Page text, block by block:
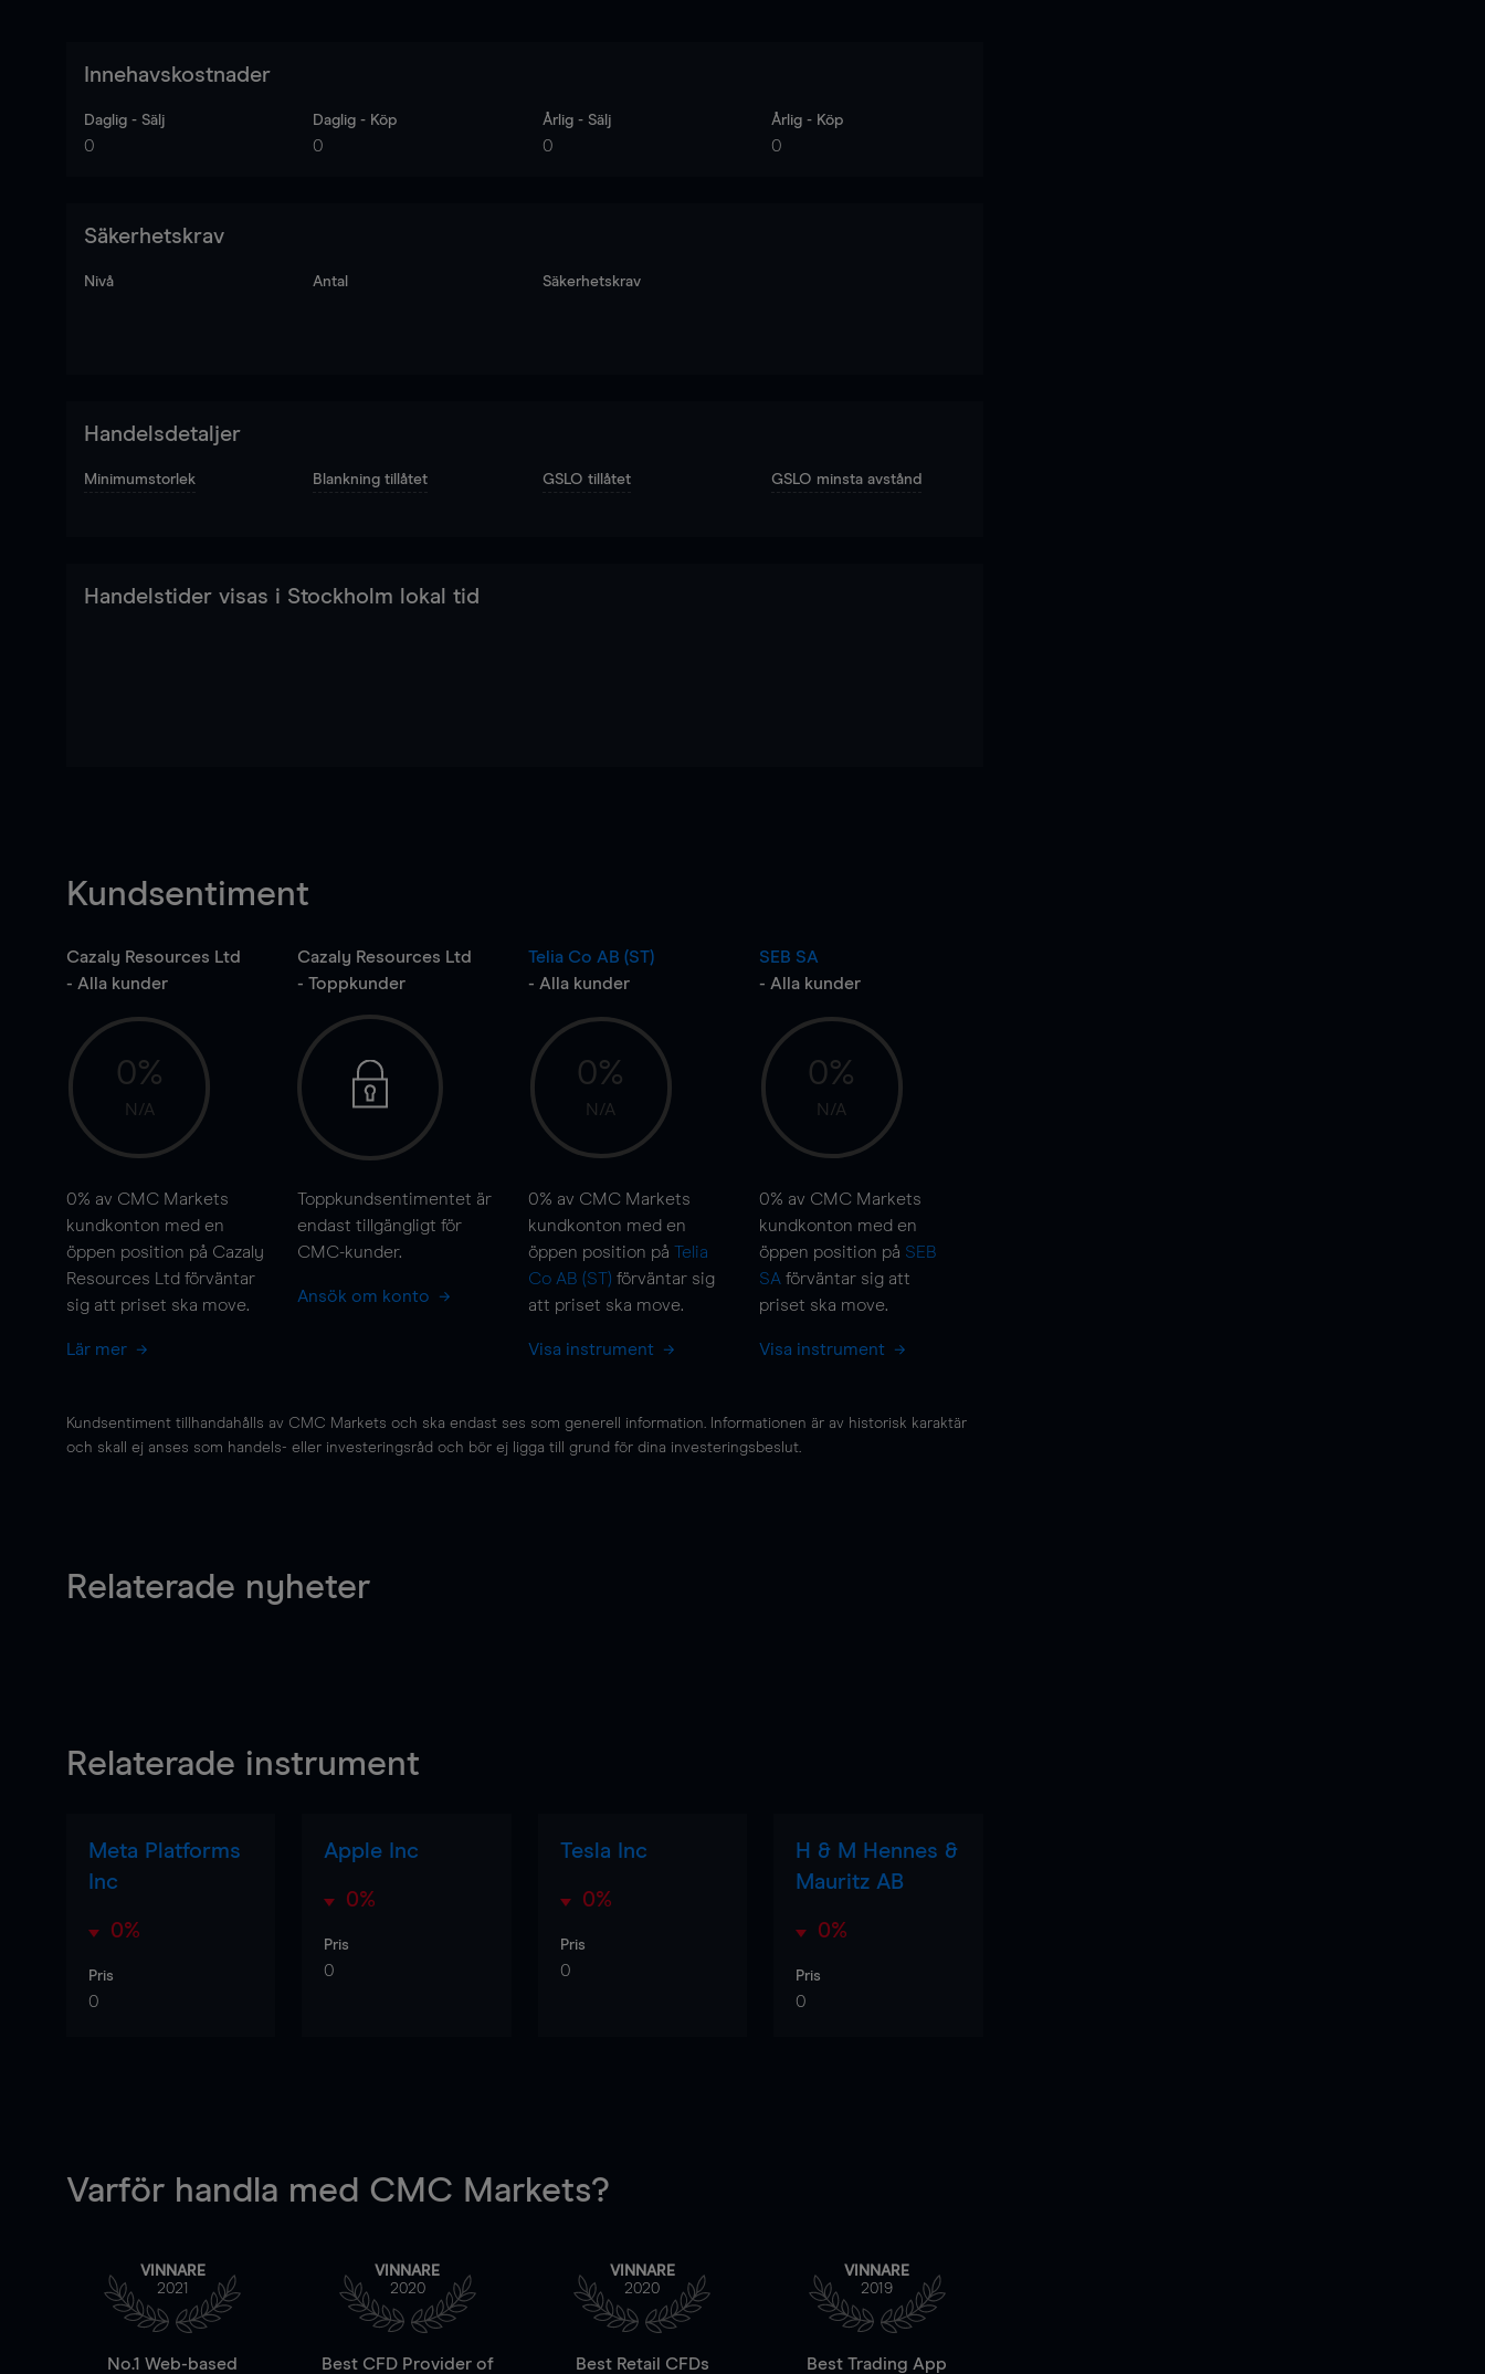
Innehavskostnader
Daglig - Sälj
0
Daglig - Köp
0
Årlig - Sälj
0
Årlig - Köp
0
Säkerhetskrav
Nivå Antal Säkerhetskrav
Handelsdetaljer
Minimumstorlek Blankning tillåtet GSLO tillåtet GSLO minsta avstånd
Handelstider visas i Stockholm lokal tid
Kundsentiment
Cazaly Resources Ltd
- Alla kunder
0%
N/A
0% av CMC Markets
kundkonton med en
öppen position på Cazaly
Resources Ltd förväntar
sig att priset ska move.
Lär mer
Cazaly Resources Ltd
- Toppkunder
Toppkundsentimentet är
endast tillgängligt för
CMC-kunder.
Ansök om konto
Telia Co AB (ST)
- Alla kunder
0%
N/A
0% av CMC Markets
kundkonton med en
öppen position på Telia
Co AB (ST) förväntar sig
att priset ska move.
Visa instrument
SEB SA
- Alla kunder
0%
N/A
0% av CMC Markets
kundkonton med en
öppen position på SEB
SA förväntar sig att
priset ska move.
Visa instrument
Kundsentiment tillhandahålls av CMC Markets och ska endast ses som generell information. Informationen är av historisk karaktär
och skall ej anses som handels- eller investeringsråd och bör ej ligga till grund för dina investeringsbeslut.
Relaterade nyheter
Relaterade instrument
Meta Platforms
Inc
0%
Pris
0
Apple Inc
0%
Pris
0
Tesla Inc
0%
Pris
0
H & M Hennes &
Mauritz AB
0%
Pris
0
Varför handla med CMC Markets?
VINNARE
2021
No.1 Web-based
VINNARE
2020
Best CFD Provider of
VINNARE
2020
Best Retail CFDs
VINNARE
2019
Best Trading App